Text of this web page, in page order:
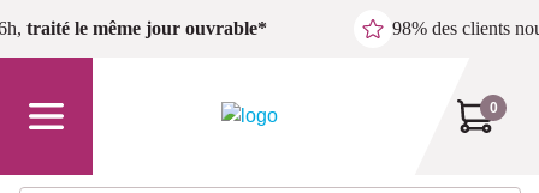
Passer au contenu principal
traité le même jour ouvrable* 98% des clients
0